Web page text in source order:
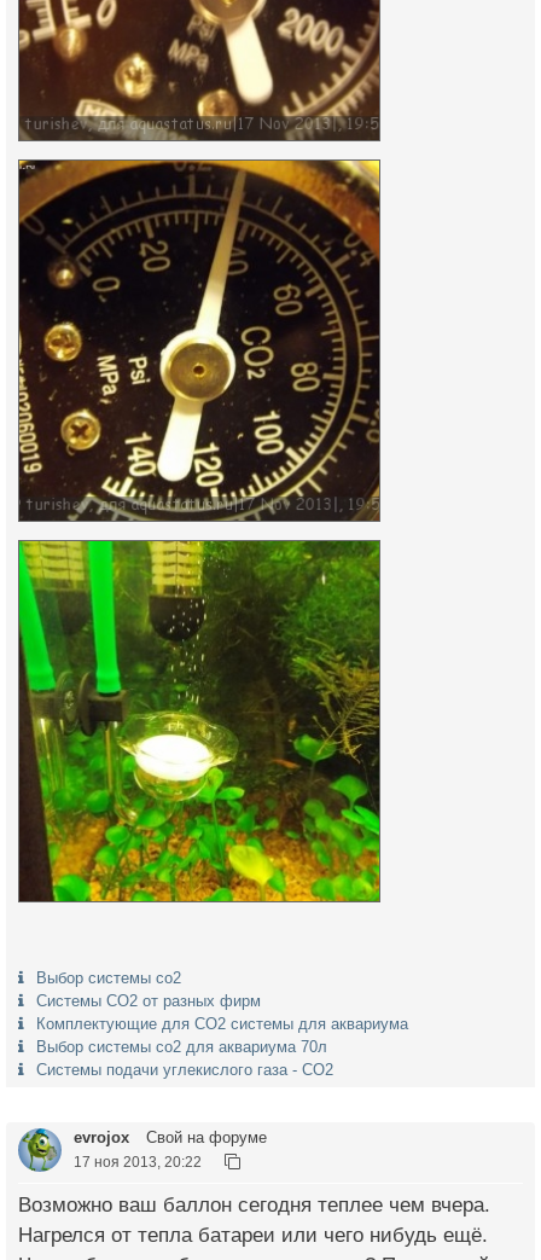
Выбор системы со2
Системы СО2 от разных фирм
Комплектующие для CO2 системы для аквариума
Выбор системы со2 для аквариума 70л
Системы подачи углекислого газа - CO2
evrojox Свой на форуме
17 ноя 2013, 20:22
Возможно ваш баллон сегодня теплее чем вчера.
Нагрелся от тепла батареи или чего нибудь ещё.